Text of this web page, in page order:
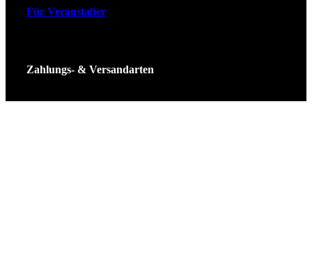
Für Veranstalter
Zahlungs- & Versandarten